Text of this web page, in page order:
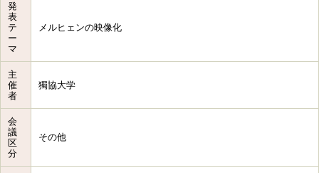
発
表
テ
ー
マ
メルヒェンの映像化
主
催
者
獨協大学
会
議
区
分
その他